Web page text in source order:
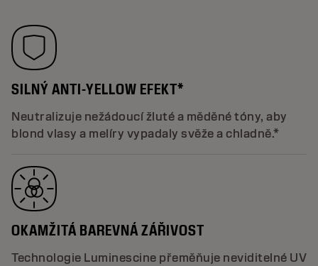
SILNÝ ANTI-YELLOW EFEKT*
Neutralizuje nežádoucí žluté a měděné tóny, aby
blond vlasy a melíry vypadaly svěže a chladně.*
OKAMŽITÁ BAREVNÁ ZÁŘIVOST
Technologie Luminescine přeměňuje neviditelné UV